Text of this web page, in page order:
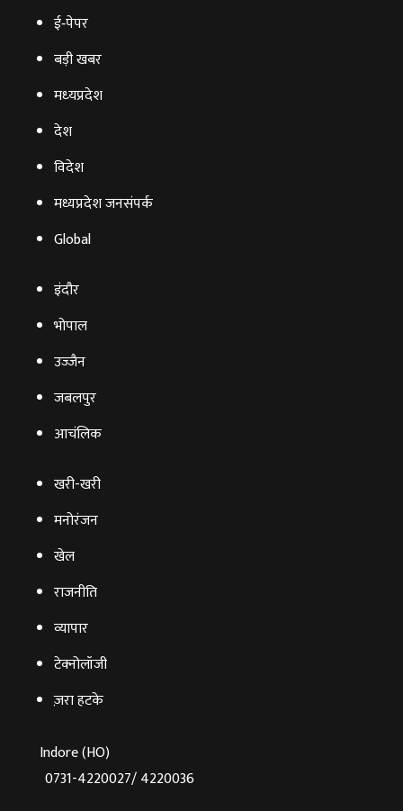
ई‑पेपर
बड़ी खबर
मध्‍यप्रदेश
देश
विदेश
मध्यप्रदेश जनसंपर्क
Global
इंदौर
भोपाल
उज्‍जैन
जबलपुर
आचंलिक
खरी-खरी
मनोरंजन
खेल
राजनीति
व्‍यापार
टेक्‍नोलॉजी
ज़रा हटके
Indore (HO)
0731-4220027/ 4220036